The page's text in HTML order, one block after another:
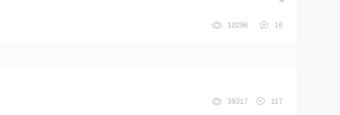
10296 16
39317 117